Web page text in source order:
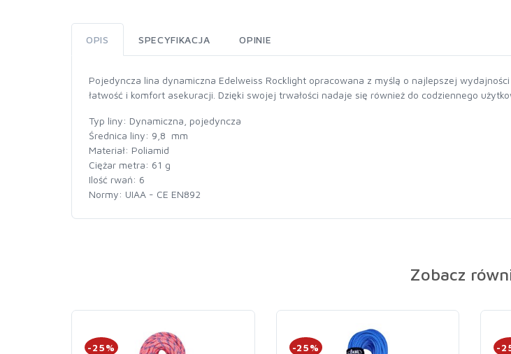
OPIS SPECYFIKACJA OPINIE
Pojedyncza lina dynamiczna Edelweiss Rocklight opracowana z myślą o najlepszej
łatwość i komfort asekuracji. Dzięki swojej trwałości nadaje się również do codziennego
Typ liny: Dynamiczna, pojedyncza
Średnica liny: 9,8 mm
Materiał: Poliamid
Ciężar metra: 61 g
Ilość rwań: 6
Normy: UIAA - CE EN892
Zobacz
-25% -25% -